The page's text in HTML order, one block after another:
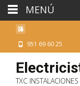
951 69 60 25
TXC INSTALACIONES
MENÚ